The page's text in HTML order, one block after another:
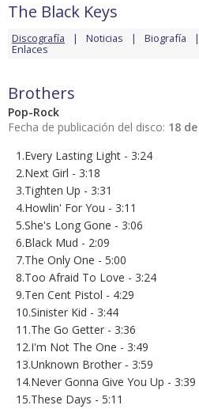
The Black Keys
Discografía Noticias Biografía
Enlaces
Brothers
Pop-Rock
Fecha de publicación del disco: 18
1.Every Lasting Light - 3:24
2.Next Girl - 3:18
3.Tighten Up - 3:31
4.Howlin' For You - 3:11
5.She's Long Gone - 3:06
6.Black Mud - 2:09
7.The Only One - 5:00
8.Too Afraid To Love - 3:24
9.Ten Cent Pistol - 4:29
10.Sinister Kid - 3:44
11.The Go Getter - 3:36
12.I'm Not The One - 3:49
13.Unknown Brother - 3:59
14.Never Gonna Give You Up - 3:39
15.These Days - 5:11